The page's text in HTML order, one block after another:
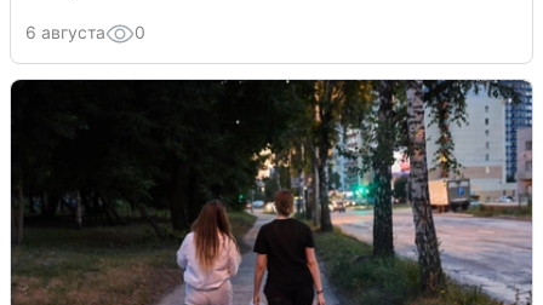
6 августа 0